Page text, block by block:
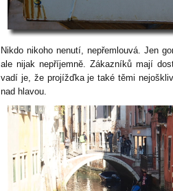
Nikdo nikoho nenutí, nepřemlouvá. Jen
ale nijak nepříjemně. Zákazníků mají
vadí je, že projížďka je také těmi
nad hlavou.